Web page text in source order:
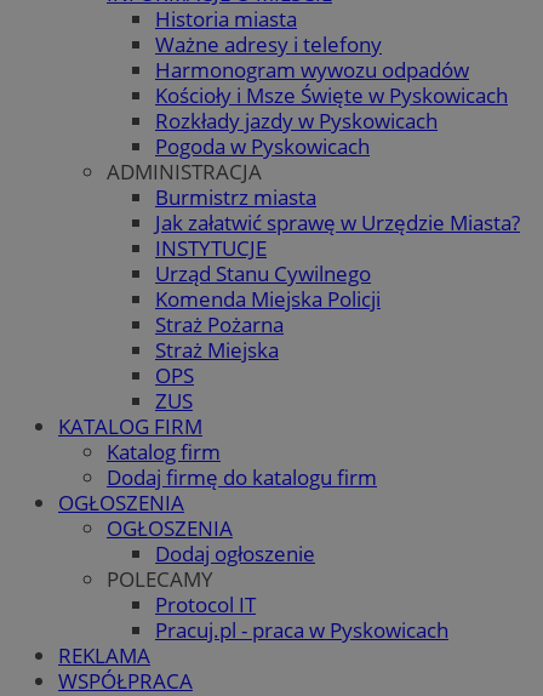
Historia miasta
Ważne adresy i telefony
Harmonogram wywozu odpadów
Kościoły i Msze Święte w Pyskowicach
Rozkłady jazdy w Pyskowicach
Pogoda w Pyskowicach
ADMINISTRACJA
Burmistrz miasta
Jak załatwić sprawę w Urzędzie Miasta?
INSTYTUCJE
Urząd Stanu Cywilnego
Komenda Miejska Policji
Straż Pożarna
Straż Miejska
OPS
ZUS
KATALOG FIRM
Katalog firm
Dodaj firmę do katalogu firm
OGŁOSZENIA
OGŁOSZENIA
Dodaj ogłoszenie
POLECAMY
Protocol IT
Pracuj.pl - praca w Pyskowicach
REKLAMA
WSPÓŁPRACA